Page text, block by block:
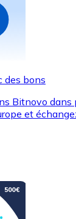
des bons
Bitnovo dans
et